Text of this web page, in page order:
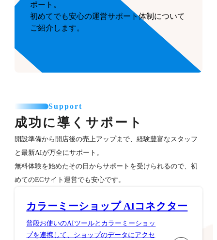
ポート。
初めてでも安心の運営サポート体制について
ご紹介します。
Support
成功に導くサポート
開設準備から開店後の売上アップまで、経験豊富なスタッフ
と最新AIが万全にサポート。
無料体験を始めたその日からサポートを受けられるので、初
めてのECサイト運営でも安心です。
カラーミーショップ AIコネクター
普段お使いのAIツールとカラーミーショッ
プを連携して、ショップのデータにアクセ